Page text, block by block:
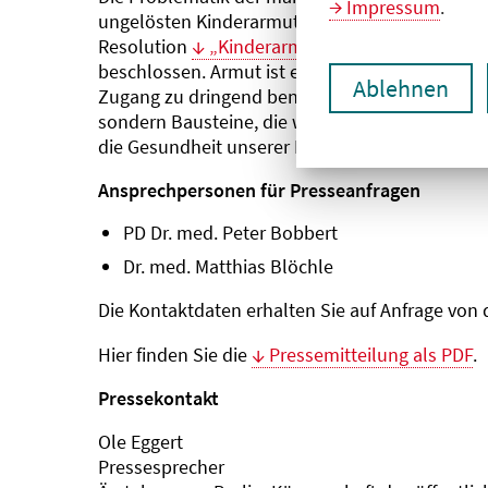
Impressum.
Ablehnen
ungelösten Kinderarmut verknüpft. Hierzu hat
Resolution
„Kinderarmut in Deutschland
beschlossen. Armut ist ein wesentlicher
Zugang zu dringend benötigten
sondern Bausteine, die wir jetzt verlegen
die Gesundheit unserer Kinder nicht priorisiert
Ansprechpersonen für Presseanfragen
PD Dr. med. Peter Bobbert
Dr. med. Matthias Blöchle
Die Kontaktdaten erhalten Sie auf Anfrage
Hier finden Sie die
Pressemitteilung als PDF.
Pressekontakt
Ole Eggert
Pressesprecher